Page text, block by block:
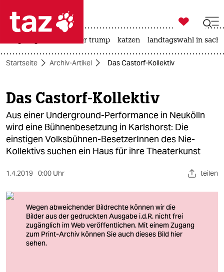
 taz zahl ich
taz zahl ich
themen
politik
öko
gesellschaft
kultur
sport
berlin
nord

taz zahl ich
usa unter trump katzen landtagswahl in
Startseite Archiv-Artikel Das Castorf-Kollektiv
Das Castorf-Kollektiv
Aus einer Underground-Performance in Neukölln
wird eine Bühnenbesetzung in Karlshorst: Die
einstigen Volksbühnen-BesetzerInnen des Nie-
Kollektivs suchen ein Haus für ihre Theaterkunst
1.4.2019 0:00 Uhr teilen